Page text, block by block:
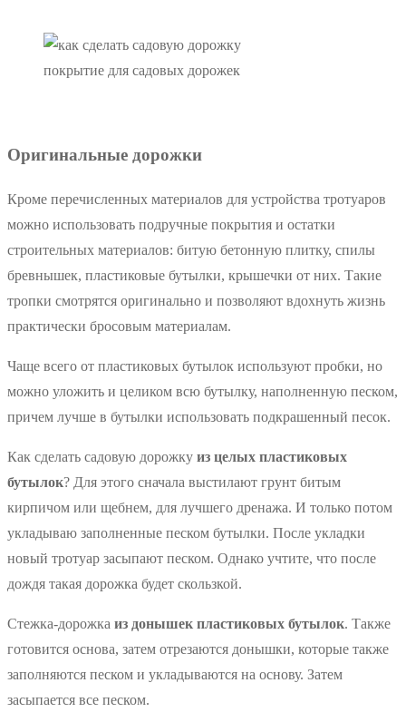
покрытие для садовых дорожек
Оригинальные дорожки
Кроме перечисленных материалов для устройства тротуаров
можно использовать подручные покрытия и остатки
строительных материалов: битую бетонную плитку, спилы
бревнышек, пластиковые бутылки, крышечки от них. Такие
тропки смотрятся оригинально и позволяют вдохнуть жизнь
практически бросовым материалам.
Чаще всего от пластиковых бутылок используют пробки, но
можно уложить и целиком всю бутылку, наполненную песком,
причем лучше в бутылки использовать подкрашенный песок.
Как сделать садовую дорожку из целых пластиковых
бутылок? Для этого сначала выстилают грунт битым
кирпичом или щебнем, для лучшего дренажа. И только потом
укладываю заполненные песком бутылки. После укладки
новый тротуар засыпают песком. Однако учтите, что после
дождя такая дорожка будет скользкой.
Стежка-дорожка из донышек пластиковых бутылок. Также
готовится основа, затем отрезаются донышки, которые также
заполняются песком и укладываются на основу. Затем
засыпается все песком.